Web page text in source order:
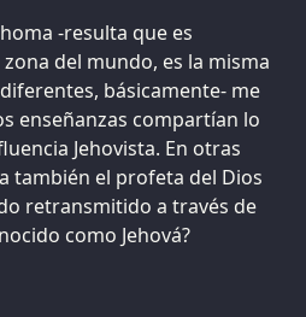
-resulta que es
del mundo, es la misma
básicamente- me
enseñanzas compartían lo
Jehovista. En otras
también el profeta del Dios
retransmitido a través de
como Jehová?